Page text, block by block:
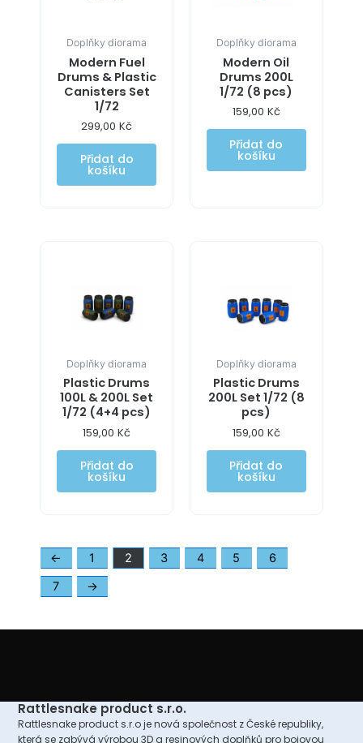
Doplňky diorama
Modern Fuel
Drums & Plastic
Canisters Set
1/72
299,00Kč
Přidat do
košíku
Doplňky diorama
Modern Oil
Drums 200L
1/72 (8 pcs)
159,00 Kč
Přidat do
košíku
Doplňky diorama
Plastic Drums
100L & 200L Set
1/72 (4+4 pcs)
159,00Kč
Přidat do
košíku
Doplňky diorama
Plastic Drums
200L Set 1/72 (8
pcs)
159,00 Kč
Přidat do
košíku
← 1 2 3 4 5
6
7
→
Rattlesnake product s.r.o.
Rattlesnake product s.r.o je nová společnost z České republiky,
která se zabývá výrobou 3D a resinových doplňků pro bojovou